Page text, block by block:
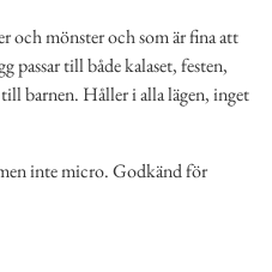
och mönster och som är fina att
passar till både kalaset, festen,
barnen. Håller i alla lägen, inget
inte micro. Godkänd för